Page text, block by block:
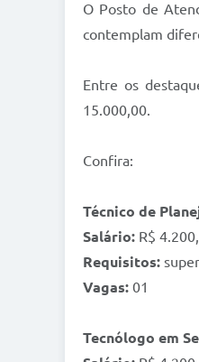
O Posto de
contemplam
Entre os
15.000,00.
Confira:
Técnico de
Salário: R$
Requisitos:
Vagas: 01
Tecnólogo em